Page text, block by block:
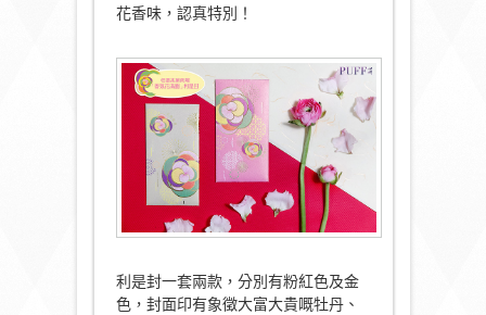
花香味，認真特別！
利是封一套兩款，分別有粉紅色及金
色，封面印有象徵大富大貴嘅牡丹、